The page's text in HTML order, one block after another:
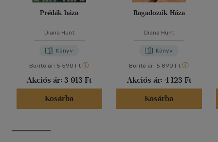
Prédák háza
Diana Hunt
Könyv
Borító ár: 5 590 Ft
Akciós ár: 3 913 Ft
Kosárba
Ragadozók Háza
Diana Hunt
Könyv
Borító ár: 5 890 Ft
Akciós ár: 4 123 Ft
Kosárba